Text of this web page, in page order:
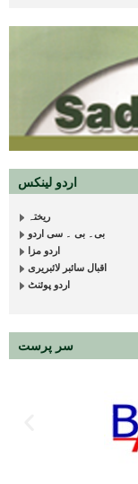
اردو لینکس
ریختہ
بی۔ بی ۔ سی اردو
اردو مزا
اقبال سائبر لائبریری
اردو پوئنٹ
سر پرست